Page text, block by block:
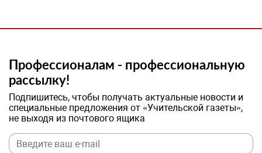
Профессионалам - профессиональную
рассылку!
Подпишитесь, чтобы получать актуальные новости и
специальные предложения от «Учительской газеты»,
не выходя из почтового ящика